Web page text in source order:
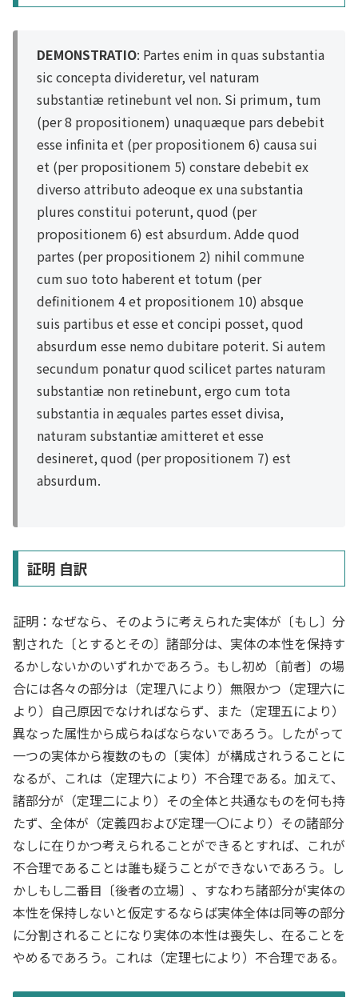
DEMONSTRATIO: Partes enim in quas substantia
sic concepta divideretur, vel naturam
substantiæ retinebunt vel non. Si primum, tum
(per 8 propositionem) unaquæque pars debebit
esse infinita et (per propositionem 6) causa sui
et (per propositionem 5) constare debebit ex
diverso attributo adeoque ex una substantia
plures constitui poterunt, quod (per
propositionem 6) est absurdum. Adde quod
partes (per propositionem 2) nihil commune
cum suo toto haberent et totum (per
definitionem 4 et propositionem 10) absque
suis partibus et esse et concipi posset, quod
absurdum esse nemo dubitare poterit. Si autem
secundum ponatur quod scilicet partes naturam
substantiæ non retinebunt, ergo cum tota
substantia in æquales partes esset divisa,
naturam substantiæ amitteret et esse
desineret, quod (per propositionem 7) est
absurdum.
証明 自訳
証明：なぜなら、そのように考えられた実体が〔もし〕分
割された〔とするとその〕諸部分は、実体の本性を保持す
るかしないかのいずれかであろう。もし初め〔前者〕の場
合には各々の部分は（定理八により）無限かつ（定理六に
より）自己原因でなければならず、また（定理五により）
異なった属性から成らねばならないであろう。したがって
一つの実体から複数のもの〔実体〕が構成されうることに
なるが、これは（定理六により）不合理である。加えて、
諸部分が（定理二により）その全体と共通なものを何も持
たず、全体が（定義四および定理一〇により）その諸部分
なしに在りかつ考えられることができるとすれば、これが
不合理であることは誰も疑うことができないであろう。し
かしもし二番目〔後者の立場〕、すなわち諸部分が実体の
本性を保持しないと仮定するならば実体全体は同等の部分
に分割されることになり実体の本性は喪失し、在ることを
やめるであろう。これは（定理七により）不合理である。